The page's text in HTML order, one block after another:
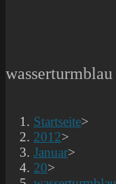
wasserturmblau
Startseite>
2012>
Januar>
20>